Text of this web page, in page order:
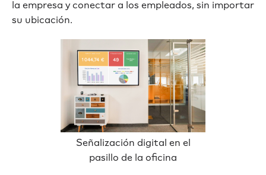
la empresa y conectar a los empleados, sin importar
su ubicación.
Señalización digital en el
pasillo de la oficina